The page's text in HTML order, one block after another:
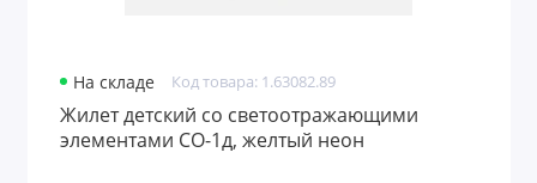
На складе Код товара: 1.63082.89
Жилет детский со светоотражающими
элементами CO-1д, желтый неон